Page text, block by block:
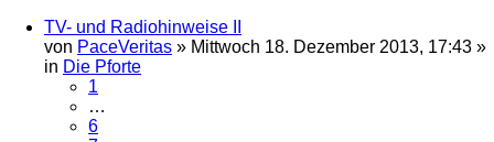
TV- und Radiohinweise II
von PaceVeritas » Mittwoch 18. Dezember 2013, 17:43 »
in Die Pforte
1
…
6